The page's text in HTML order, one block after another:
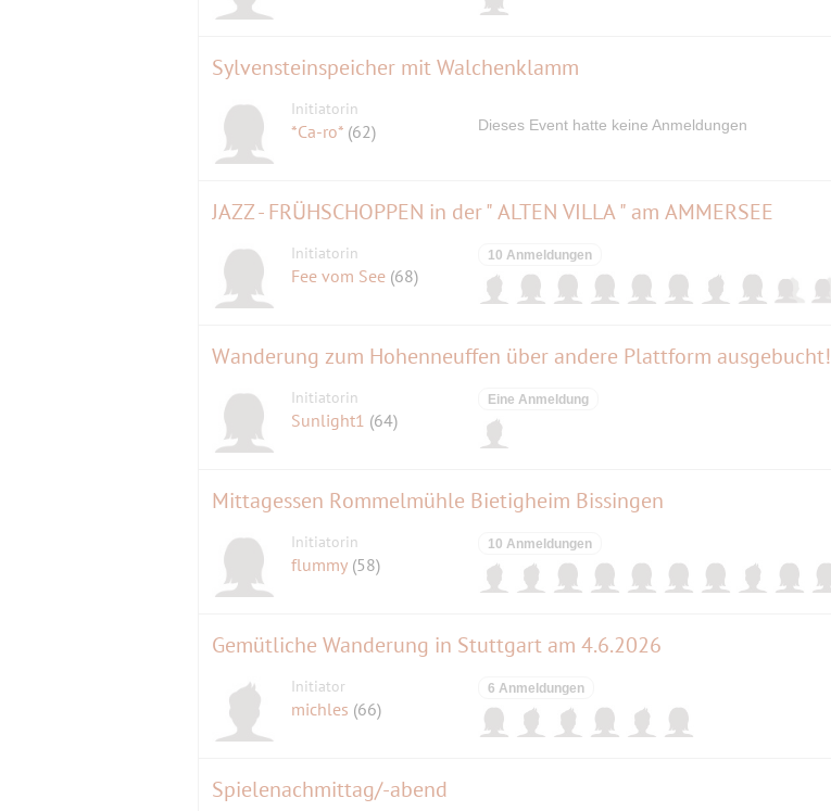
Sylvensteinspeicher mit Walchenklamm
Initiatorin
*Ca-ro* (62) Dieses Event hatte keine Anmeldungen
JAZZ - FRÜHSCHOPPEN in der " ALTEN VILLA " am AMMERSEE
Initiatorin
Fee vom See (68)
10 Anmeldungen
Wanderung zum Hohenneuffen über andere Plattform ausgebucht!
Initiatorin
Sunlight1 (64)
Eine Anmeldung
Mittagessen Rommelmühle Bietigheim Bissingen
Initiatorin
flummy (58)
10 Anmeldungen
Gemütliche Wanderung in Stuttgart am 4.6.2026
Initiator
michles (66)
6 Anmeldungen
Spielenachmittag/-abend